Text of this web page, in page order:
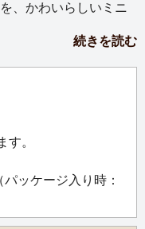
、かわいらしいミニ
を選んでお使いいた
ットボードに飾っ
さい。
ぶ可愛らしい子犬
羽根をデザインしま
続きを読む
。
ッケージ入り時：